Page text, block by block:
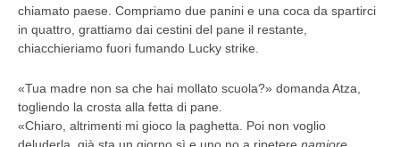
chiamato paese. Compriamo due panini e una coca da spartirci
in quattro, grattiamo dai cestini del pane il restante,
chiacchieriamo fuori fumando Lucky strike.
«Tua madre non sa che hai mollato scuola?» domanda Atza,
togliendo la crosta alla fetta di pane.
«Chiaro, altrimenti mi gioco la paghetta. Poi non voglio
deluderla, già sta un giorno sì e uno no a ripetere namiore